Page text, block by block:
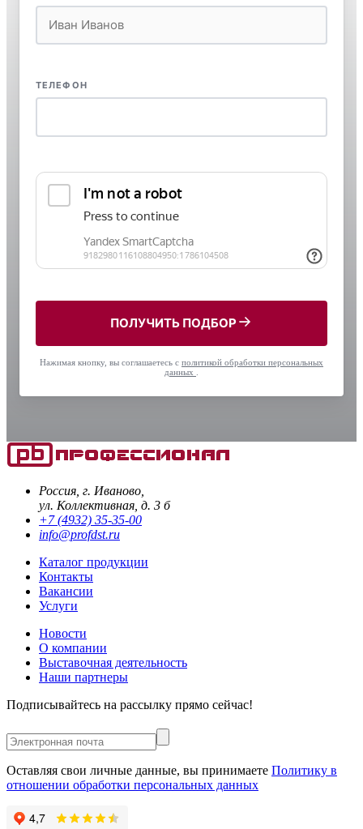
ТЕЛЕФОН
ПОЛУЧИТЬ ПОДБОР
Нажимая кнопку, вы соглашаетесь с политикой обработки персональных
данных
Россия, г. Иваново,
ул. Коллективная, д. 3 б
+7 (4932) 35-35-00
info@profdst.ru
Каталог продукции
Контакты
Вакансии
Услуги
Новости
О компании
Выставочная деятельность
Наши партнеры
Подписывайтесь на рассылку прямо сейчас!
Оставляя свои личные данные, вы принимаете Политику в
отношении обработки персональных данных